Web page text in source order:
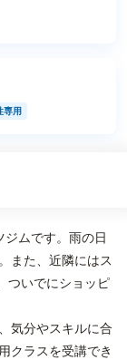
専用
ムです。雨の日
また、近隣にはス
ついでにショッピ
気分やスキルに合
クラスを受講でき